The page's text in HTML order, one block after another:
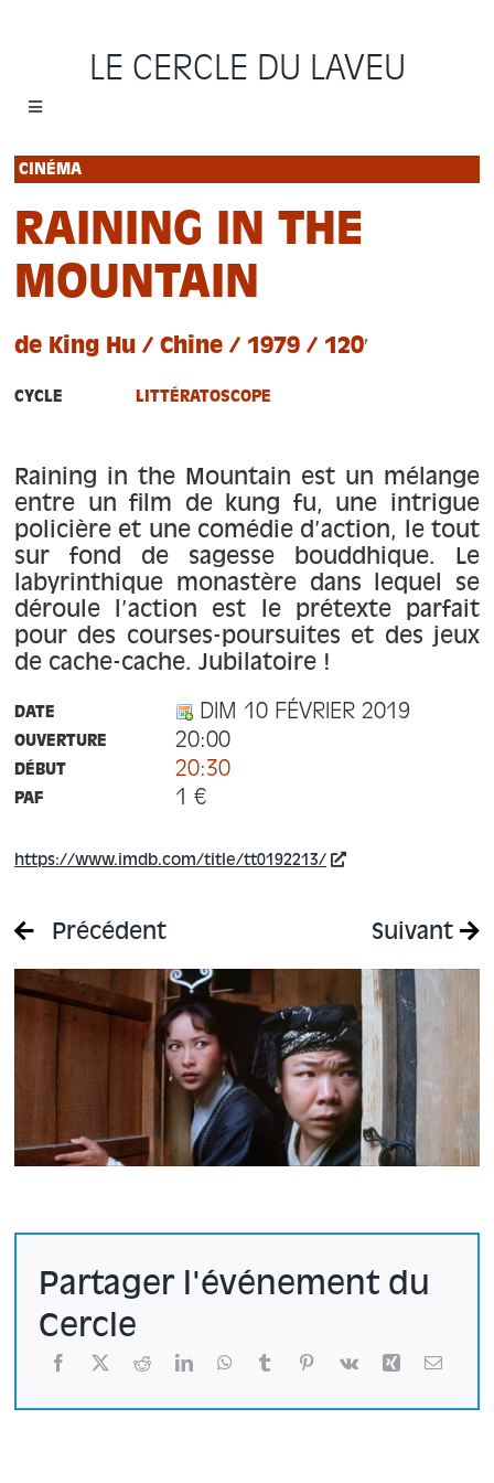
LE CERCLE DU LAVEU
Toggle
Accueil
Cycles
Programme
À propos
Contact
CINÉMA
RAINING IN THE
MOUNTAIN
de King Hu / Chine / 1979 / 120′
CYCLE LITTÉRATOSCOPE
Raining in the Mountain est un mélange
entre un film de kung fu, une intrigue
policière et une comédie d’action, le tout
sur fond de sagesse bouddhique. Le
labyrinthique monastère dans lequel se
déroule l’action est le prétexte parfait
pour des courses-poursuites et des jeux
de cache-cache. Jubilatoire !
DATE DIM 10 FÉVRIER 2019
OUVERTURE 20:00
DÉBUT 20:30
PAF 1 €
https://www.imdb.com/title/tt0192213/
Précédent Suivant
Partager l'événement du
Cercle